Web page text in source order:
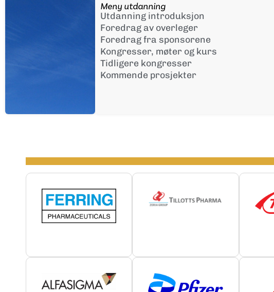
Meny utdanning
Utdanning introduksjon
Foredrag av overleger
Foredrag fra sponsorene
Kongresser, møter og kurs
Tidligere kongresser
Kommende prosjekter